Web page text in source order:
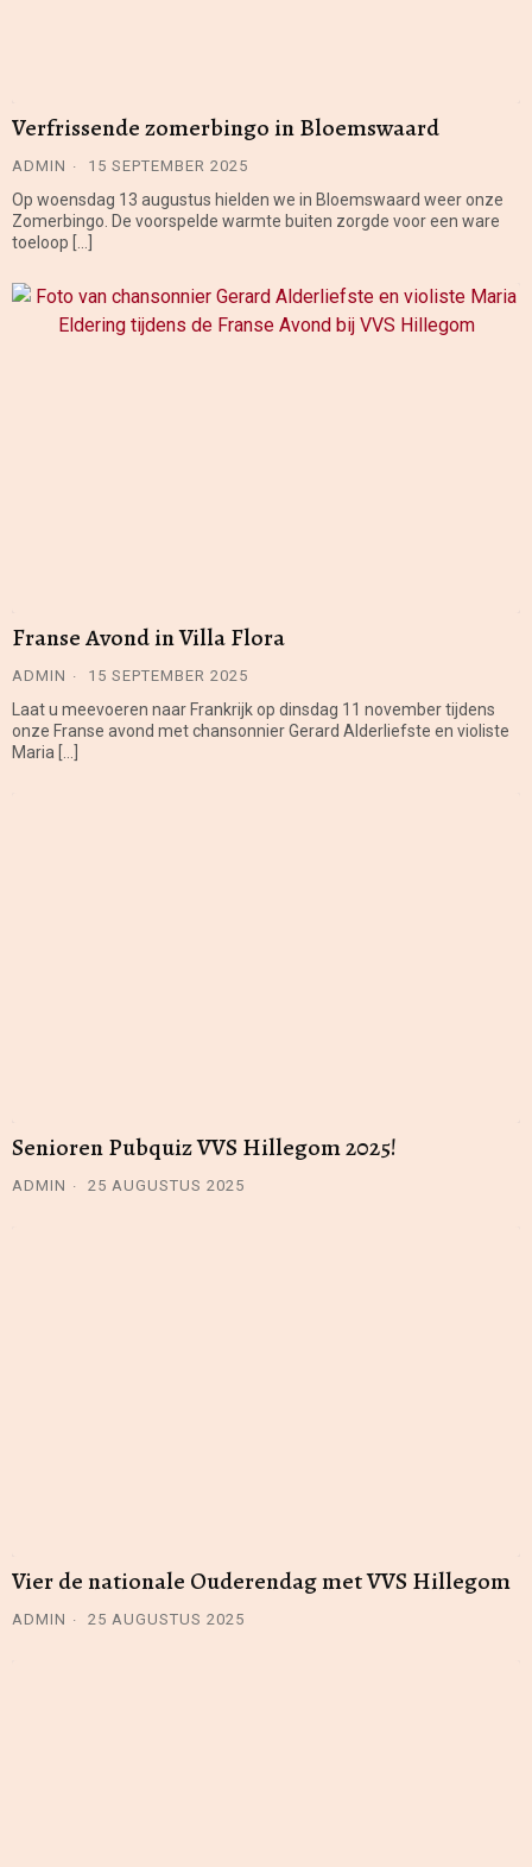
Verfrissende zomerbingo in Bloemswaard
ADMIN 15 SEPTEMBER 2025
Op woensdag 13 augustus hielden we in Bloemswaard weer onze
Zomerbingo. De voorspelde warmte buiten zorgde voor een ware
toeloop […]
Franse Avond in Villa Flora
ADMIN 15 SEPTEMBER 2025
Laat u meevoeren naar Frankrijk op dinsdag 11 november tijdens
onze Franse avond met chansonnier Gerard Alderliefste en violiste
Maria […]
Senioren Pubquiz VVS Hillegom 2025!
ADMIN 25 AUGUSTUS 2025
Vier de nationale Ouderendag met VVS Hillegom
ADMIN 25 AUGUSTUS 2025